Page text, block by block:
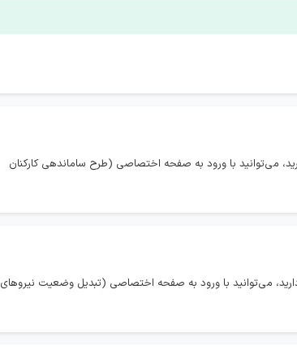
می‌توانید با ورود به صفحه اختصاصی (طرح ساماندهی کارکنان
می‌توانید با ورود به صفحه اختصاصی (تبدیل وضعیت نیروهای